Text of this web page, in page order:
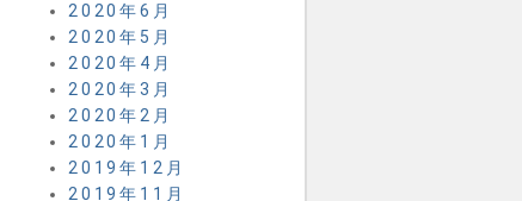
2020年6月
2020年5月
2020年4月
2020年3月
2020年2月
2020年1月
2019年12月
2019年11月